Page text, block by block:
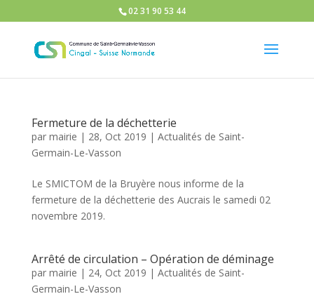
02 31 90 53 44
Fermeture de la déchetterie
par mairie | 28, Oct 2019 | Actualités de Saint-
Germain-Le-Vasson
Le SMICTOM de la Bruyère nous informe de la
fermeture de la déchetterie des Aucrais le samedi 02
novembre 2019.
Arrêté de circulation – Opération de déminage
par mairie | 24, Oct 2019 | Actualités de Saint-
Germain-Le-Vasson